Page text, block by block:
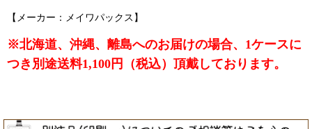
【メーカー：メイワパックス】
※北海道、沖縄、離島へのお届けの場合、1ケースに
つき別途送料1,100円（税込）頂戴しております。